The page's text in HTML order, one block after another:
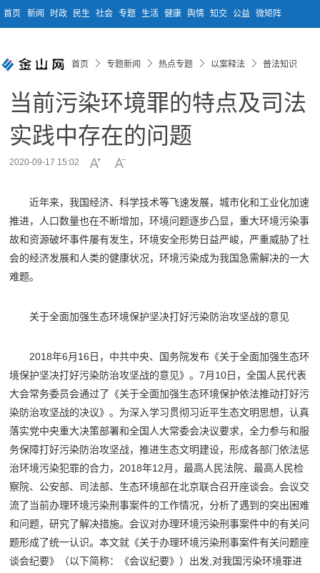
首页 新闻 时政 民生 社会 专题 生活 健康 舆情 知交 公益 微矩阵
首页 专题新闻 热点专题 以案释法 普法知识
当前污染环境罪的特点及司法
实践中存在的问题
2020-09-17 15:02
近年来，我国经济、科学技术等飞速发展，城市化和工业化加速
推进，人口数量也在不断增加，环境问题逐步凸显，重大环境污染事
故和资源破坏事件屡有发生，环境安全形势日益严峻，严重威胁了社
会的经济发展和人类的健康状况，环境污染成为我国急需解决的一大
难题。
关于全面加强生态环境保护坚决打好污染防治攻坚战的意见
2018年6月16日，中共中央、国务院发布《关于全面加强生态环
境保护坚决打好污染防治攻坚战的意见》。7月10日，全国人民代表
大会常务委员会通过了《关于全面加强生态环境保护依法推动打好污
染防治攻坚战的决议》。为深入学习贯彻习近平生态文明思想，认真
落实党中央重大决策部署和全国人大常委会决议要求，全力参与和服
务保障打好污染防治攻坚战，推进生态文明建设，形成各部门依法惩
治环境污染犯罪的合力，2018年12月，最高人民法院、最高人民检
察院、公安部、司法部、生态环境部在北京联合召开座谈会。会议交
流了当前办理环境污染刑事案件的工作情况，分析了遇到的突出困难
和问题，研究了解决措施。会议对办理环境污染刑事案件中的有关问
题形成了统一认识。本文就《关于办理环境污染刑事案件有关问题座
谈会纪要》（以下简称：《会议纪要》）出发,对我国污染环境罪进